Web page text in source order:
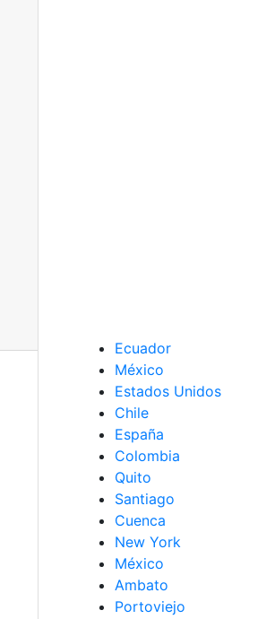
Ecuador
México
Estados Unidos
Chile
España
Colombia
Quito
Santiago
Cuenca
New York
México
Ambato
Portoviejo